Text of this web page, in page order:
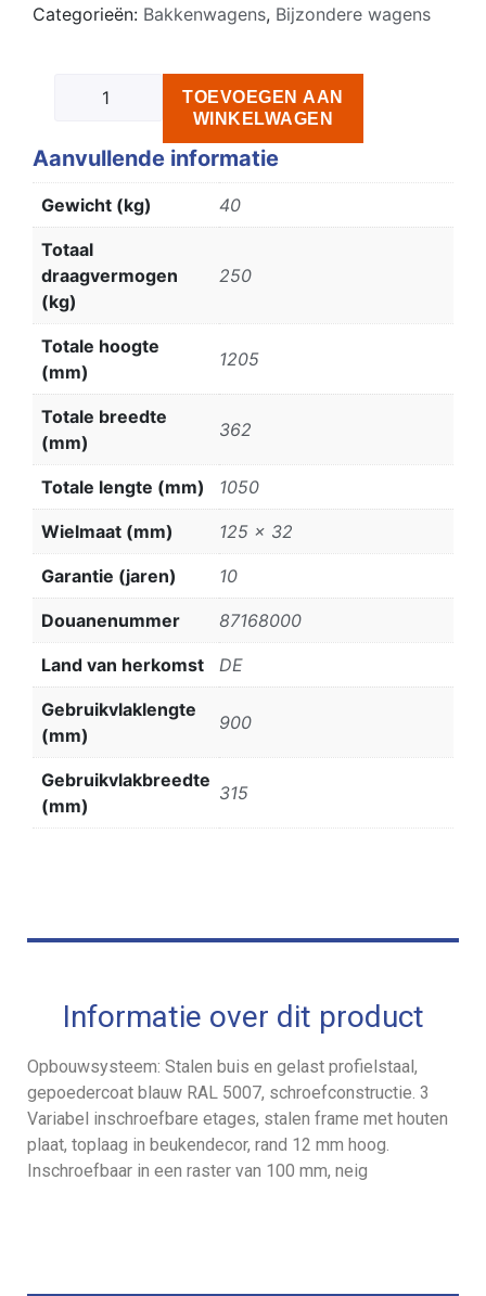
Categorieën: Bakkenwagens, Bijzondere wagens
TOEVOEGEN AAN
WINKELWAGEN
Aanvullende informatie
Gewicht (kg) 40
Totaal
draagvermogen
(kg)
250
Totale hoogte
(mm)
1205
Totale breedte
(mm)
362
Totale lengte (mm) 1050
Wielmaat (mm) 125 x 32
Garantie (jaren) 10
Douanenummer 87168000
Land van herkomst DE
Gebruikvlaklengte
(mm)
900
Gebruikvlakbreedte
(mm)
315
Informatie over dit product
Opbouwsysteem: Stalen buis en gelast profielstaal,
gepoedercoat blauw RAL 5007, schroefconstructie. 3
Variabel inschroefbare etages, stalen frame met houten
plaat, toplaag in beukendecor, rand 12 mm hoog.
Inschroefbaar in een raster van 100 mm, neig